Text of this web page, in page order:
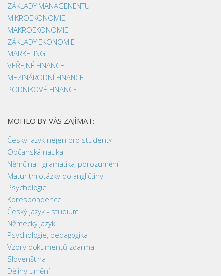
ZÁKLADY MANAGENENTU
MIKROEKONOMIE
MAKROEKONOMIE
ZÁKLADY EKONOMIE
MARKETING
VEŘEJNÉ FINANCE
MEZINÁRODNÍ FINANCE
PODNIKOVÉ FINANCE
MOHLO BY VÁS ZAJÍMAT:
Český jazyk nejen pro studenty
Občanská nauka
Němčina - gramatika, porozumění
Maturitní otázky do angličtiny
Psychologie
Korespondence
Český jazyk - studium
Německý jazyk
Psychologie, pedagogika
Vzory dokumentů zdarma
Slovenština
Dějiny umění